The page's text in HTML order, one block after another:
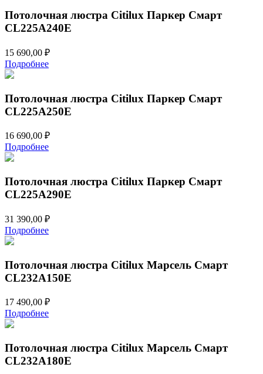
Потолочная люстра Citilux Паркер Смарт
CL225A240E
15 690,00 ₽
Подробнее
Потолочная люстра Citilux Паркер Смарт
CL225A250E
16 690,00 ₽
Подробнее
Потолочная люстра Citilux Паркер Смарт
CL225A290E
31 390,00 ₽
Подробнее
Потолочная люстра Citilux Марсель Смарт
CL232A150E
17 490,00 ₽
Подробнее
Потолочная люстра Citilux Марсель Смарт
CL232A180E